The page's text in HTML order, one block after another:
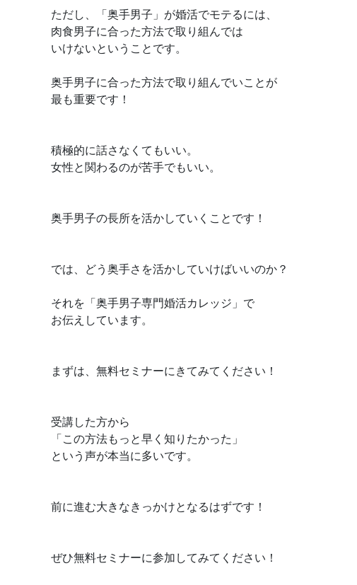
ただし、「奥手男子」が婚活でモテるには、
肉食男子に合った方法で取り組んでは
いけないということです。
奥手男子に合った方法で取り組んでいことが
最も重要です！
積極的に話さなくてもいい。
女性と関わるのが苦手でもいい。
奥手男子の長所を活かしていくことです！
では、どう奥手さを活かしていけばいいのか？
それを「奥手男子専門婚活カレッジ」で
お伝えしています。
まずは、無料セミナーにきてみてください！
受講した方から
「この方法もっと早く知りたかった」
という声が本当に多いです。
前に進む大きなきっかけとなるはずです！
ぜひ無料セミナーに参加してみてください！